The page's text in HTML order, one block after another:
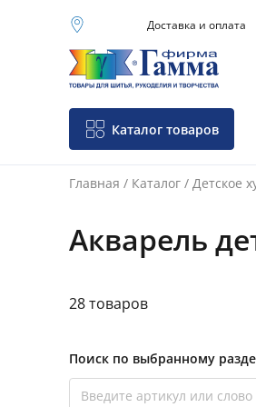
Москва (основной
склад)
Санкт-Петербург
Нижний Новгород
Доставка и оплата
Каталог товаров
Главная / Каталог / Детское
Акварель
28 товаров
Поиск по выбранному